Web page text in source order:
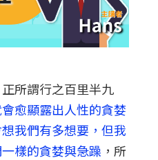
所謂行之百里半九
愈顯露出人性的貪婪
我們有多想要，但我
樣的貪婪與急躁 ，所